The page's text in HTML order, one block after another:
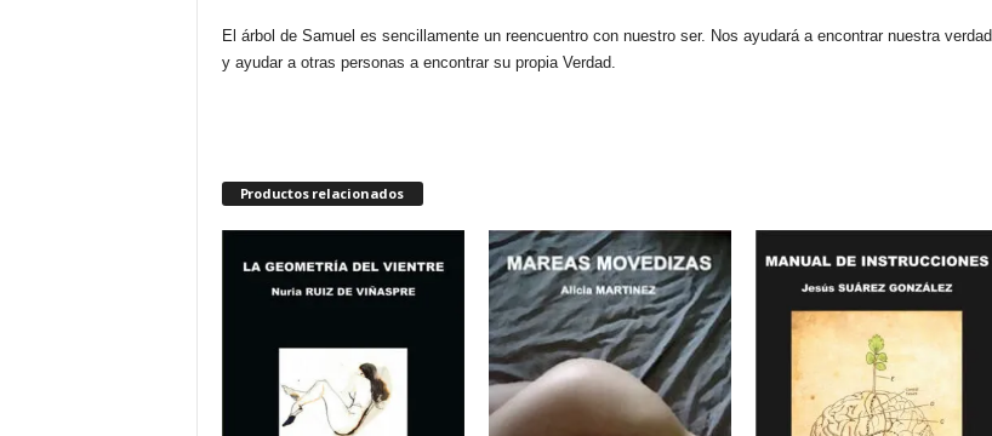
El árbol de Samuel es sencillamente un reencuentro con nuestro ser. Nos ayudará a encontrar nuestra verdad
y ayudar a otras personas a encontrar su propia Verdad.
Productos relacionados